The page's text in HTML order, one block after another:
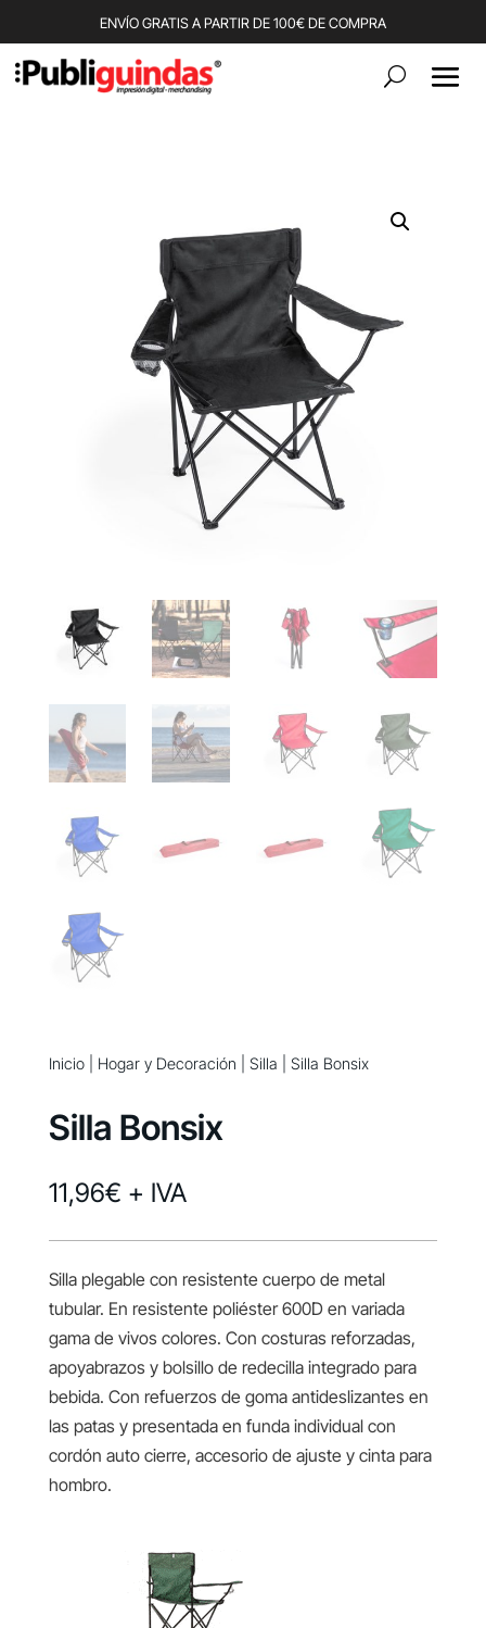
ENVÍO GRATIS A PARTIR DE 100€ DE COMPRA
Inicio| Hogar y Decoración Silla | Silla Bonsix
Silla Bonsix
11,96€ + IVA
Silla plegable con resistente cuerpo de metal
tubular. En resistente poliéster 600D en variada
gama de vivos colores. Con costuras reforzadas,
apoyabrazos y bolsillo de redecilla integrado para
bebida. Con refuerzos de goma antideslizantes en
las patas y presentada en funda individual con
cordón auto cierre, accesorio de ajuste y cinta para
hombro.